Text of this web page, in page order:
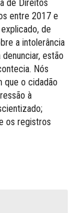
de Direitos
entre 2017 e
de
a intolerância
estão
Nós
que o cidadão
à
os registros